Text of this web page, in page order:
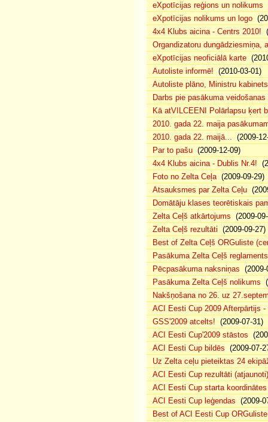
eXpotīcijas reģions un nolikums
eXpotīcijas nolikums un logo
4x4 Klubs aicina - Centrs 2010!
Organdizatoru dungādziesmiņa,
eXpotīcijas neoficiālā karte
Autoliste informē! (2010-03-01)
Autoliste plāno, Ministru
Darbs pie pasākuma
Kā atVILCEENI Polārlapsu ķert
2010. gada 22. maija
2010. gada 22. maijā... (2009-
Par to pašu (2009-12-09)
4x4 Klubs aicina - Dublis Nr.4!
Foto no Zelta Ceļa(2009-09-29)
Atsauksmes par Zelta Ceļu
Domātāju klases teorētiskais
Zelta Ceļš atkārtojums (2009-
Zelta Ceļš rezultāti (2009-09-27)
Best of Zelta Ceļš ORGuliste
Pasākuma Zelta Ceļš reglaments
Pēcpasākuma naksniņas (2009-
Pasākuma Zelta Ceļš nolikums
Nakšņošana no 26. uz
ACI Eesti Cup 2009 Afterpārtijs -
GSS'2009 atcelts! (2009-07-31)
ACI Eesti Cup'2009 stāstos
ACI Eesti Cup bildēs (2009-07-
Uz Zelta ceļu pieteiktas 24
ACI Eesti Cup rezultāti (atjaunoti)
ACI Eesti Cup starta koordinātes
ACI Eesti Cup leģendas (2009-
Best of ACI Eesti Cup